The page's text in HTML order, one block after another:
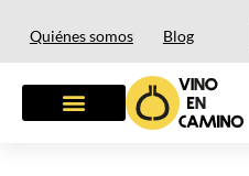
Quiénes somos Blog